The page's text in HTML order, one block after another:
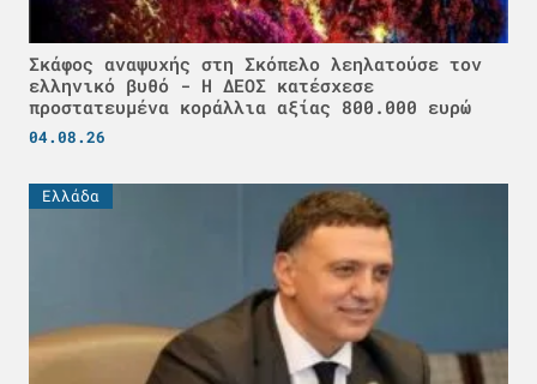
Σκάφος αναψυχής στη Σκόπελο λεηλατούσε τον
ελληνικό βυθό - H ΔΕΟΣ κατέσχεσε
προστατευμένα κοράλλια αξίας 800.000 ευρώ
04.08.26
Ελλάδα